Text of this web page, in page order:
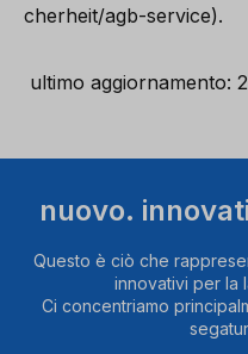
cherheit/agb-service).
ultimo aggiornamento:
nuovo.
Questo è ciò che
innovativi per la
Ci concentriamo